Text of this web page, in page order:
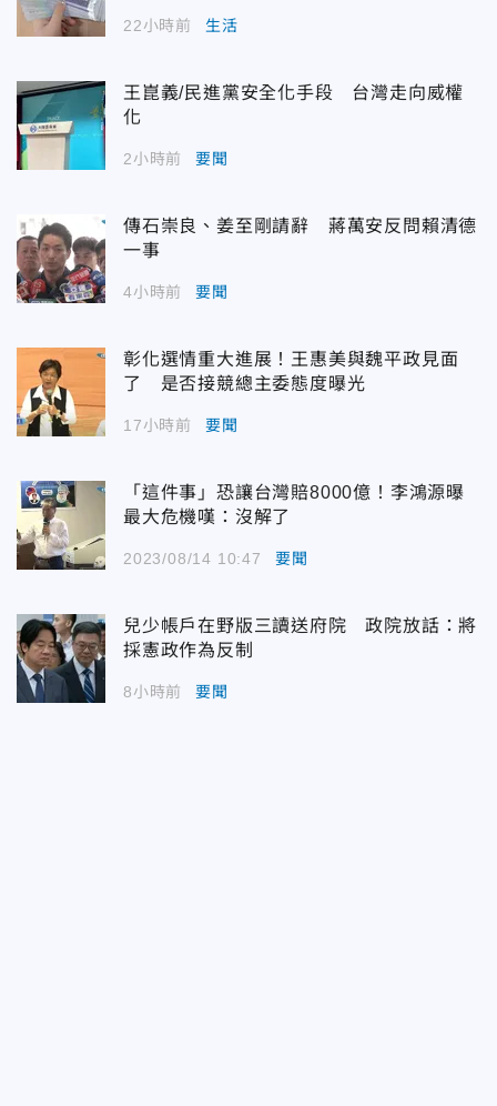
22小時前 生活
王崑義/民進黨安全化手段 台灣走向威權
化
2小時前 要聞
傳石崇良、姜至剛請辭 蔣萬安反問賴清德
一事
4小時前 要聞
彰化選情重大進展！王惠美與魏平政見面
了 是否接競總主委態度曝光
17小時前 要聞
「這件事」恐讓台灣賠8000億！李鴻源曝
最大危機嘆：沒解了
2023/08/14 10:47 要聞
兒少帳戶在野版三讀送府院 政院放話：將
採憲政作為反制
8小時前 要聞